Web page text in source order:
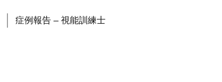
症例報告 – 視能訓練士